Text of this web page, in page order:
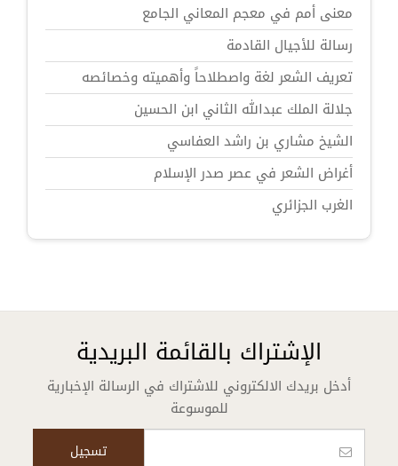
معنى أمم في معجم المعاني الجامع
رسالة للأجيال القادمة
تعريف الشعر لغة واصطلاحاً وأهميته وخصائصه
جلالة الملك عبدالله الثاني ابن الحسين
الشيخ مشاري بن راشد العفاسي
أغراض الشعر في عصر صدر الإسلام
الغرب الجزائري
الإشتراك بالقائمة البريدية
أدخل بريدك الالكتروني للاشتراك في الرسالة الإخبارية
للموسوعة